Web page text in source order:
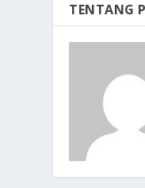
TENTANG